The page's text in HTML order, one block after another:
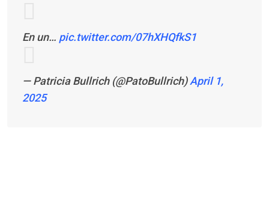
En un… pic.twitter.com/07hXHQfkS1
— Patricia Bullrich (@PatoBullrich)April 1,
2025